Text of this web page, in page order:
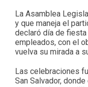
La Asamblea
y que maneja el
declaró día de
empleados, con el
vuelva su mirada a
Las celebraciones
San Salvador,